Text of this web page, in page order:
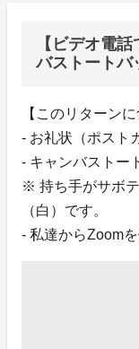
【ビデオ電
バストートバ
【このリターン
- お礼状（ポスト
- キャンバストー
※ 持ち手がサボ
（白）です。
- 私達からZoom